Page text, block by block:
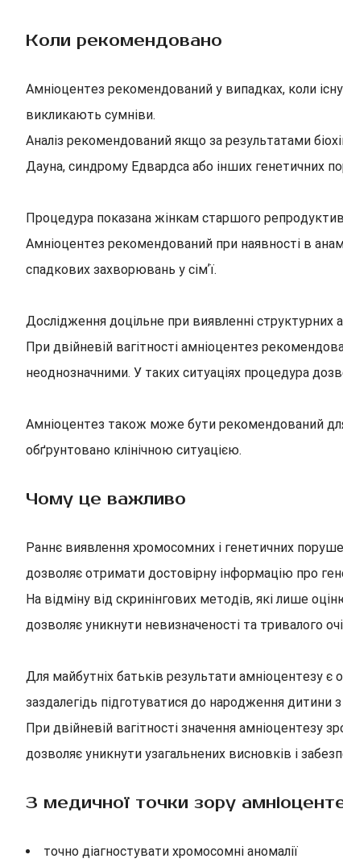
Коли рекомендовано
Амніоцентез рекомендований у випадках, коли
викликають сумніви.
Аналіз рекомендований якщо за результатами
Дауна, синдрому Едвардса або інших генетичних
Процедура показана жінкам старшого
Амніоцентез рекомендований при наявності в
спадкових захворювань у сімʼї.
Дослідження доцільне при виявленні структурних
При двійневій вагітності амніоцентез
неоднозначними. У таких ситуаціях процедура
Амніоцентез також може бути рекомендований для
обґрунтовано клінічною ситуацією.
Чому це важливо
Раннє виявлення хромосомних і генетичних
дозволяє отримати достовірну інформацію про
На відміну від скринінгових методів, які лише
дозволяє уникнути невизначеності та тривалого
Для майбутніх батьків результати амніоцентезу
заздалегідь підготуватися до народження дитини
При двійневій вагітності значення
дозволяє уникнути узагальнених висновків і
З медичної точки зору
точно діагностувати хромосомні аномалії